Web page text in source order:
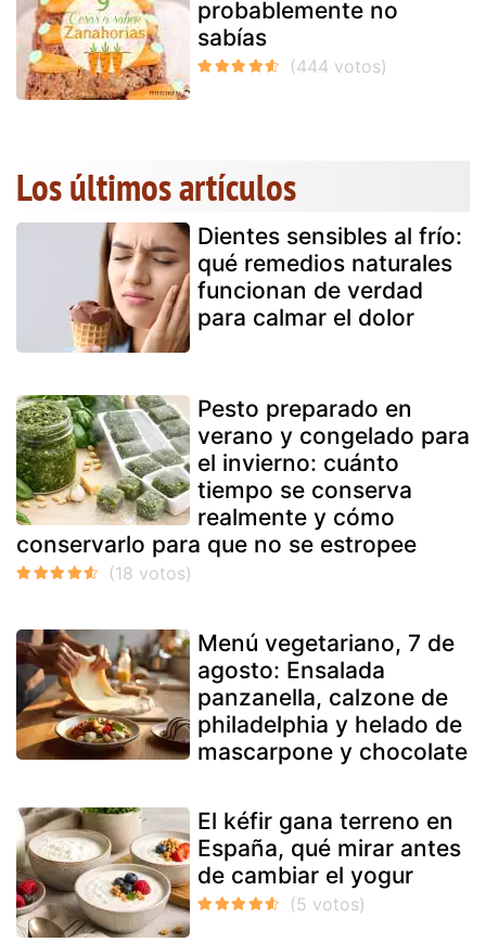
probablemente no
sabías
Los últimos artículos
Dientes sensibles al frío:
qué remedios naturales
funcionan de verdad
para calmar el dolor
Pesto preparado en
verano y congelado para
el invierno: cuánto
tiempo se conserva
realmente y cómo
conservarlo para que no se estropee
Menú vegetariano, 7 de
agosto: Ensalada
panzanella, calzone de
philadelphia y helado de
mascarpone y chocolate
El kéfir gana terreno en
España, qué mirar antes
de cambiar el yogur